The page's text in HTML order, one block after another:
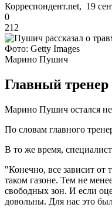
Корреспондент.net, 19
0
212
Фото: Getty Images
Марино Пушич
Главный тренер
Марино Пушич остался
По словам главного
В то же время,
"Конечно, все зависит от
таком газоне. Тем не
свободных зон. И если
довольны. Для нас это